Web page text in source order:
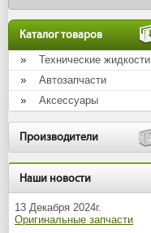
Каталог товаров
Технические жидкости
Автозапчасти
Аксессуары
Производители
Наши новости
13 Декабря 2024г.
Оригинальные запчасти